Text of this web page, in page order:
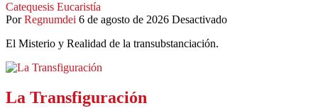
Catequesis Eucaristía
Por Regnumdei 6 de agosto de 2026 Desactivado
El Misterio y Realidad de la transubstanciación.
La Transfiguración